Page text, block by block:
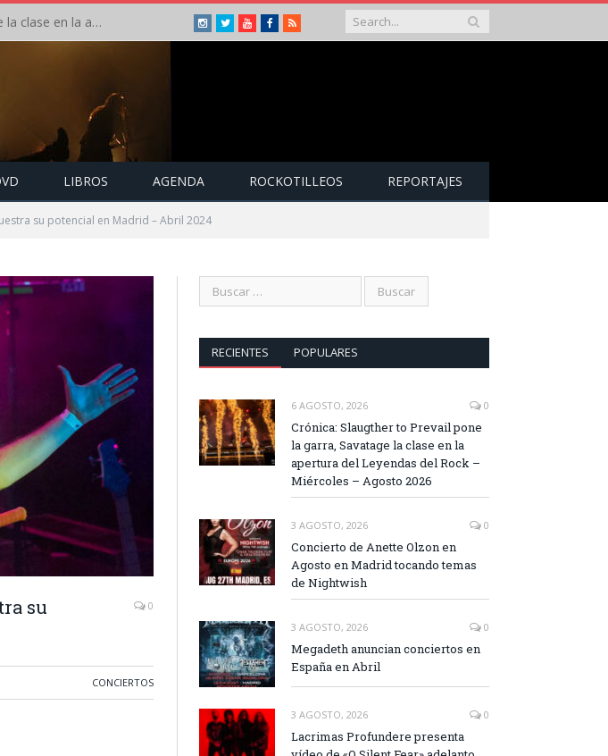
Crónica: Slaugther to Prevail pone la garra, Savatage la clase en la apertura del Leyendas del Rock – Miércoles – Agosto 2026 Instagram
TwitterYoutubeFacebook
RSS
LIBROS AGENDA ROCKOTILLEOS REPORTAJES
su potencial en Madrid – Abril 2024
su
0
CONCIERTOS
RECIENTES POPULARES
6 AGOSTO, 2026 0
Crónica: Slaugther to Prevail pone
la garra, Savatage la clase en la
apertura del Leyendas del Rock –
Miércoles – Agosto 2026
3 AGOSTO, 2026 0
Concierto de Anette Olzon en
Agosto en Madrid tocando temas
de Nightwish
3 AGOSTO, 2026 0
Megadeth anuncian conciertos en
España en Abril
3 AGOSTO, 2026 0
Lacrimas Profundere presenta